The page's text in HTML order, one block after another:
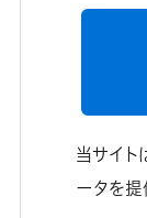
当サイ
ータを